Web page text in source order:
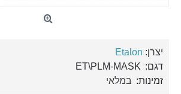
יצרן: Etalon
דגם: ET\PLM-MASK
זמינות: במלאי